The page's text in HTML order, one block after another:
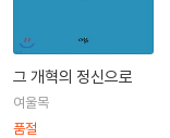
그 개혁의 정신으로
여울목
품절